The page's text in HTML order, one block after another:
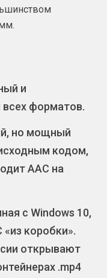
и
форматов.
но мощный
кодом,
AAC на
с Windows 10,
«из коробки».
открывают
.mp4